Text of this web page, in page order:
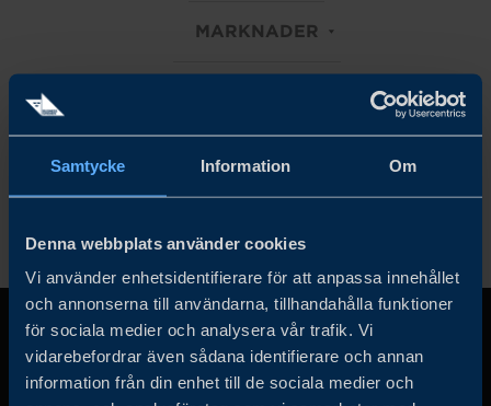
Samtycke Information Om
Denna webbplats använder cookies
Vi använder enhetsidentifierare för att anpassa innehållet
och annonserna till användarna, tillhandahålla funktioner
för sociala medier och analysera vår trafik. Vi
vidarebefordrar även sådana identifierare och annan
information från din enhet till de sociala medier och
MARKNADER
Rensa alla filter